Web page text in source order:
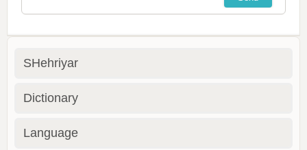
SHehriyar
Dictionary
Language